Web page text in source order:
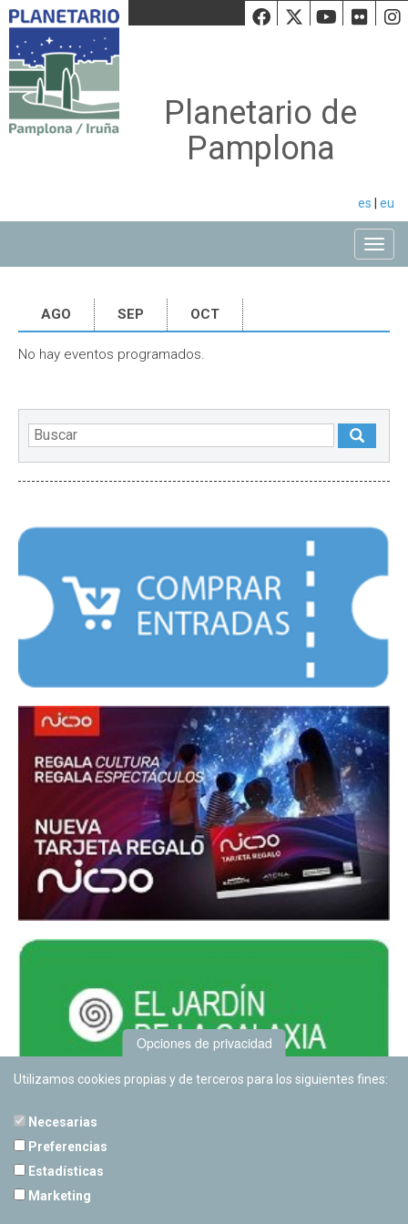
Facebook
Twiiter
Planetario de
Pamplona
es eu
AGO SEP OCT
No hay eventos programados.
Opciones de privacidad
Utilizamos cookies propias y de terceros para los siguientes fines:
Necesarias
Preferencias
Estadísticas
Marketing